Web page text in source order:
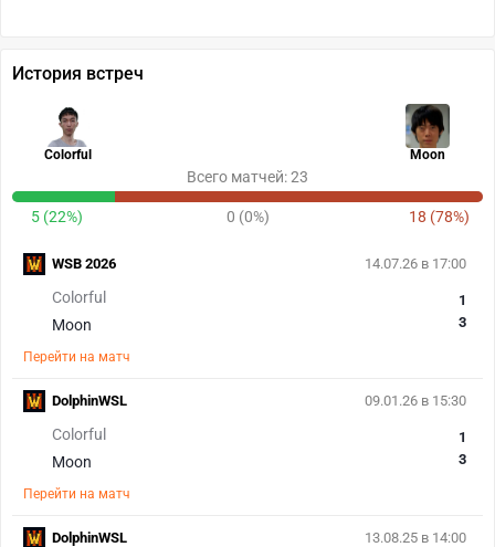
История встреч
Colorful Moon
Всего матчей: 23
5 (22%) 0 (0%) 18 (78%)
14.07.26 в 17:00
Colorful
Moon
1
3
Перейти на матч
WSB 2026
09.01.26 в 15:30
Colorful
Moon
1
3
Перейти на матч
DolphinWSL
13.08.25 в 14:00
DolphinWSL